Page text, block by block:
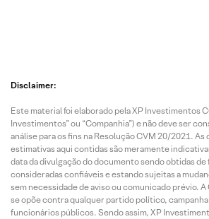
Disclaimer:
Este material foi elaborado pela XP Investimentos
Investimentos” ou “Companhia”) e não deve ser
análise para os fins na Resolução CVM 20/2021.
estimativas aqui contidas são meramente
data da divulgação do documento sendo obtidas
consideradas confiáveis e estando sujeitas a
sem necessidade de aviso ou comunicado prévio. A
se opõe contra qualquer partido político,
funcionários públicos. Sendo assim, XP